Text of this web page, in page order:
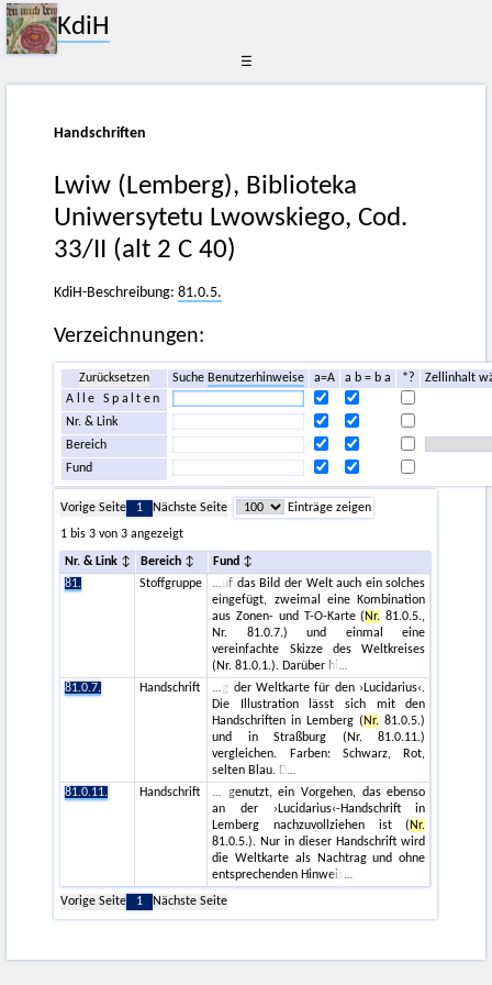
KdiH
☰
Handschriften
Lwiw (Lemberg), Biblioteka
Uniwersytetu Lwowskiego, Cod.
33/II (alt 2 C 40)
KdiH-Beschreibung:81.0.5.
Verzeichnungen:
Zurücksetzen Suche Benutzerhinweise a=A a b = b a *?
Zellinhalt
Alle Spalten
Nr. & Link
Bereich
Fund
Vorige Seite 1 Nächste Seite
Einträge zeigen
1 bis 3 von 3 angezeigt
Nr. & Link Bereich
Fund
81.
Stoffgruppe
uf das Bild der Welt auch ein solches
eingefügt, zweimal eine Kombination
aus Zonen- und T-O-Karte (Nr. 81.0.5.,
Nr. 81.0.7.) und einmal eine
vereinfachte Skizze des Weltkreises
(Nr. 81.0.1.). Darüber hi
81.0.7.
Handschrift
g der Weltkarte für den ›Lucidarius‹.
Die Illustration lässt sich mit den
Handschriften in Lemberg (Nr. 81.0.5.)
und in Straßburg (Nr. 81.0.11.)
vergleichen. Farben: Schwarz, Rot,
selten Blau. D
81.0.11.
Handschrift
genutzt, ein Vorgehen, das ebenso
an der ›Lucidarius‹-Handschrift in
Lemberg nachzuvollziehen ist (Nr.
81.0.5.). Nur in dieser Handschrift wird
die Weltkarte als Nachtrag und ohne
entsprechenden Hinweis
Vorige Seite
1 Nächste Seite